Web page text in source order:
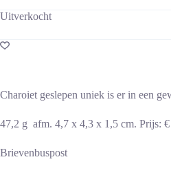
Uitverkocht
Charoiet geslepen uniek is er in een
47,2 g afm. 4,7 x 4,3 x 1,5 cm. Prijs:
Brievenbuspost